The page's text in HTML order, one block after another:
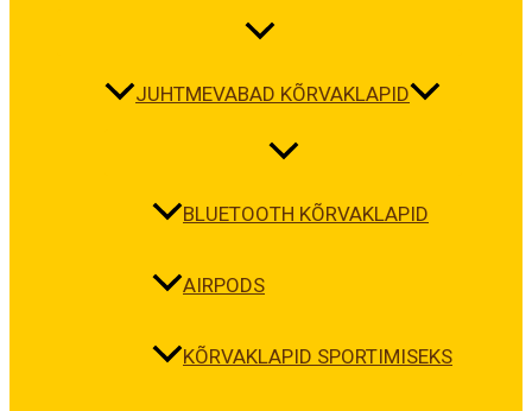
JUHTMEVABAD KÕRVAKLAPID
BLUETOOTH KÕRVAKLAPID
AIRPODS
KÕRVAKLAPID SPORTIMISEKS